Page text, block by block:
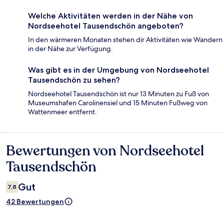
Welche Aktivitäten werden in der Nähe von
Nordseehotel Tausendschön angeboten?
In den wärmeren Monaten stehen dir Aktivitäten wie Wandern
in der Nähe zur Verfügung.
Was gibt es in der Umgebung von Nordseehotel
Tausendschön zu sehen?
Nordseehotel Tausendschön ist nur 13 Minuten zu Fuß von
Museumshafen Carolinensiel und 15 Minuten Fußweg von
Wattenmeer entfernt.
Bewertungen
Bewertungen von Nordseehotel
Tausendschön
7,8 Gut
42 Bewertungen